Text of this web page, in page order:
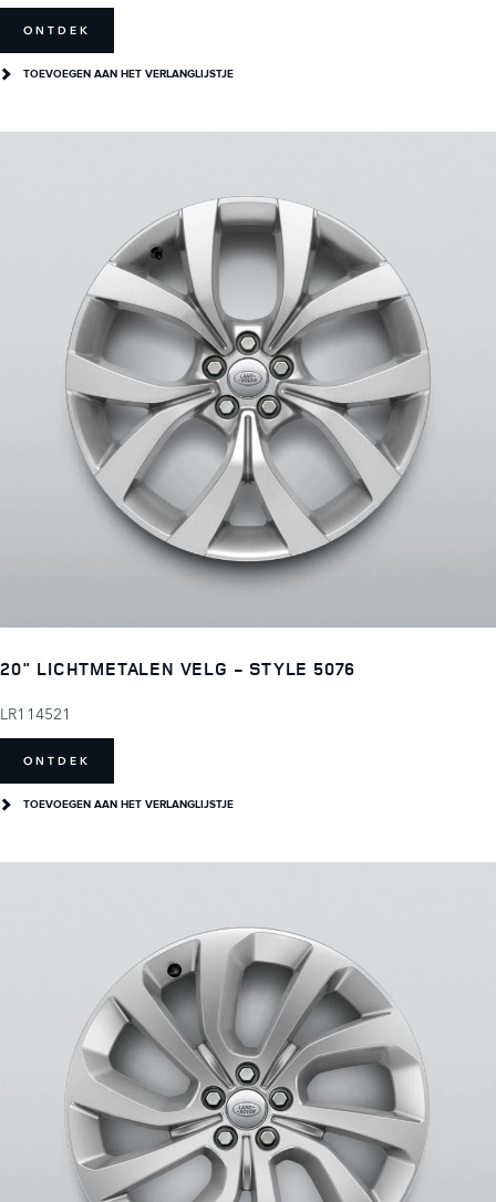
ONTDEK
TOEVOEGEN AAN HET VERLANGLIJSTJE
20" LICHTMETALEN VELG - STYLE 5076
LR114521
ONTDEK
TOEVOEGEN AAN HET VERLANGLIJSTJE